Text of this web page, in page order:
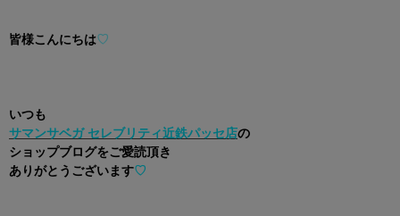
皆様こんにちは♡
いつも
サマンサベガ セレブリティ近鉄パッセ店の
ショップブログをご愛読頂き
ありがとうございます♡